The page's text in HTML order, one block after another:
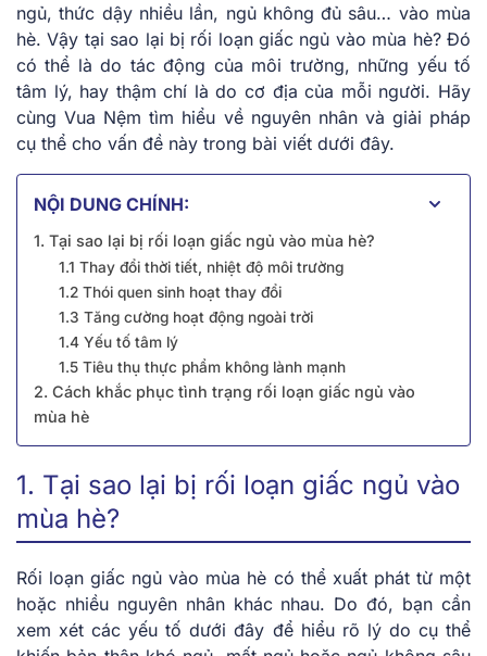
ngủ, thức dậy nhiều lần, ngủ không đủ sâu… vào mùa
hè. Vậy tại sao lại bị rối loạn giấc ngủ vào mùa hè?Đó
có thể là do tác động của môi trường, những yếu tố
tâm lý, hay thậm chí là do cơ địa của mỗi người. Hãy
cùng Vua Nệm tìm hiểu về nguyên nhân và giải pháp
cụ thể cho vấn đề này trong bài viết dưới đây.
NỘI DUNG CHÍNH:
1. Tại sao lại bị rối loạn giấc ngủ vào mùa hè?
1.1 Thay đổi thời tiết, nhiệt độ môi trường
1.2 Thói quen sinh hoạt thay đổi
1.3 Tăng cường hoạt động ngoài trời
1.4 Yếu tố tâm lý
1.5 Tiêu thụ thực phẩm không lành mạnh
2. Cách khắc phục tình trạng rối loạn giấc ngủ vào
mùa hè
1. Tại sao lại bị rối loạn giấc ngủ vào
mùa hè?
Rối loạn giấc ngủ vào mùa hè có thể xuất phát từ một
hoặc nhiều nguyên nhân khác nhau. Do đó, bạn cần
xem xét các yếu tố dưới đây để hiểu rõ lý do cụ thể